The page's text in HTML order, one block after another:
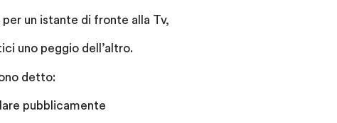
per un istante di fronte alla Tv,
uno peggio dell’altro.
detto:
pubblicamente